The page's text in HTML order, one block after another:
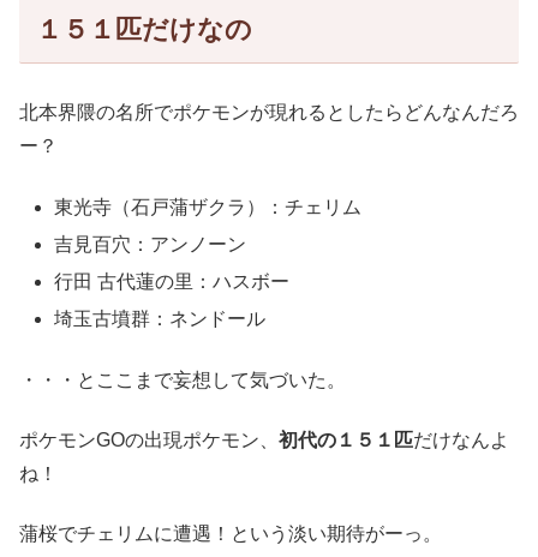
１５１匹だけなの
北本界隈の名所でポケモンが現れるとしたらどんなんだろ
ー？
東光寺（石戸蒲ザクラ）：チェリム
吉見百穴：アンノーン
行田 古代蓮の里：ハスボー
埼玉古墳群：ネンドール
・・・とここまで妄想して気づいた。
ポケモンGOの出現ポケモン、 初代の１５１匹だけなんよ
ね！
蒲桜でチェリムに遭遇！という淡い期待がーっ。